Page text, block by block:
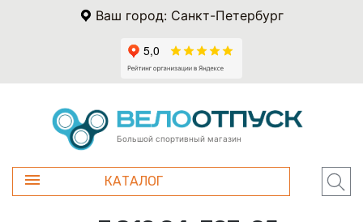
Ваш город: Санкт-Петербург
Большой спортивный магазин
КАТАЛОГ